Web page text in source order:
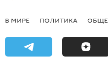
В МИРЕ ПОЛИТИКА